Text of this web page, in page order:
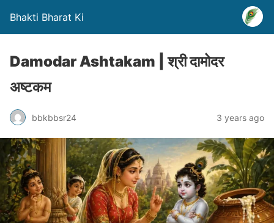
Bhakti Bharat Ki
Damodar Ashtakam | श्री दामोदर
अष्टकम
bbkbbsr24 3 years ago